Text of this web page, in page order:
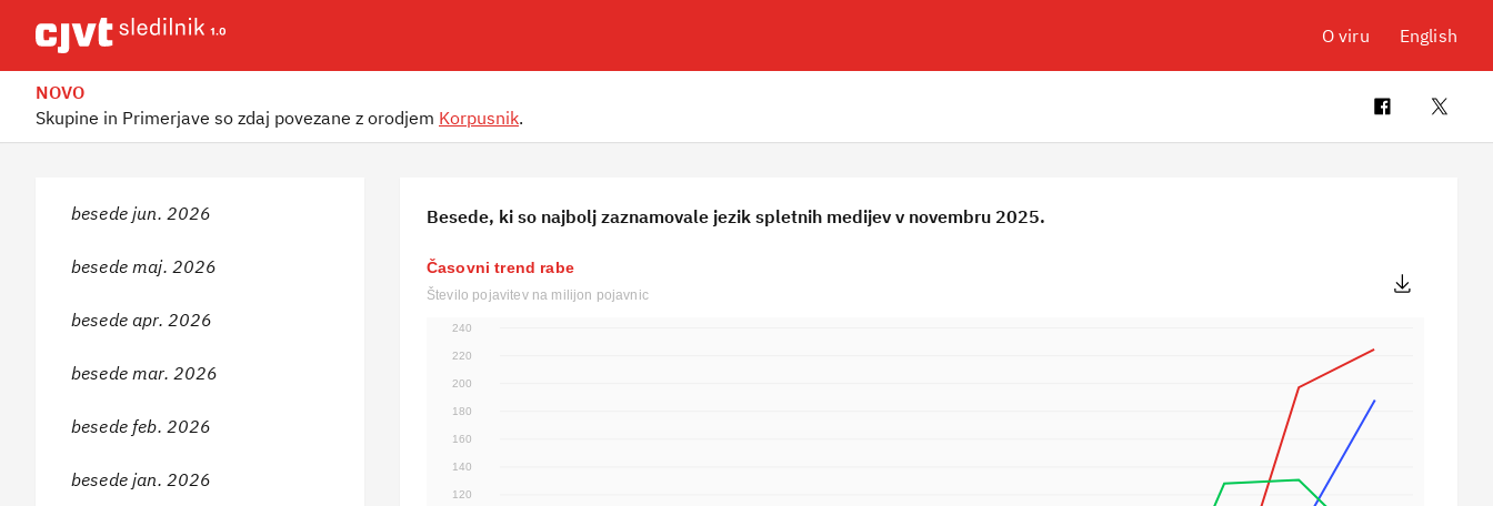
O viru English
NOVO
Skupine in Primerjave so zdaj povezane z orodjem Korpusnik.
besede jun. 2026
besede maj. 2026
besede apr. 2026
besede mar. 2026
besede feb. 2026
besede jan. 2026
Besede, ki so najbolj zaznamovale jezik spletnih medijev v novembru 2025.
120
140
160
180
200
220
240
Časovni trend rabe
Število pojavitev na milijon pojavnic